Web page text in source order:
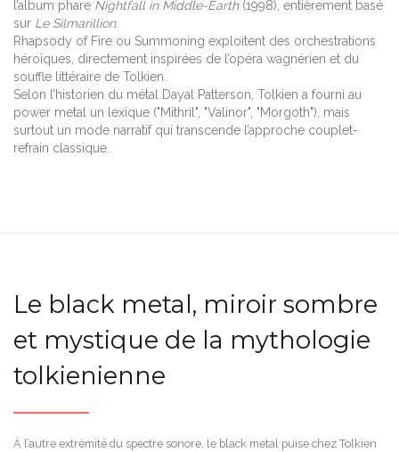
l’album phare Nightfall in Middle-Earth(1998), entièrement basé
sur Le Silmarillion.
Rhapsody of Fire ou Summoning exploitent des orchestrations
héroïques, directement inspirées de l’opéra wagnérien et du
souffle littéraire de Tolkien.
Selon l’historien du métal Dayal Patterson, Tolkien a fourni au
power metal un lexique ("Mithril", "Valinor", "Morgoth"), mais
surtout un mode narratif qui transcende l’approche couplet-
refrain classique.
Le black metal, miroir sombre
et mystique de la mythologie
tolkienienne
À l’autre extrémité du spectre sonore, le black metal puise chez Tolkien